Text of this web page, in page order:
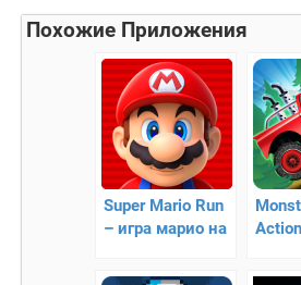
Похожие Приложения
Super Mario Run
– игра марио на